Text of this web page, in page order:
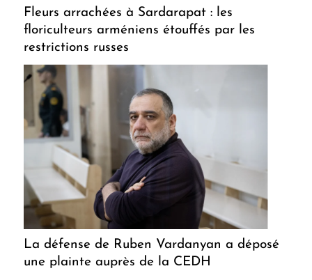
Fleurs arrachées à Sardarapat : les
floriculteurs arméniens étouffés par les
restrictions russes
La défense de Ruben Vardanyan a déposé
une plainte auprès de la CEDH